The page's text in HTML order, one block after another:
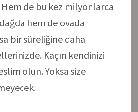
de bu kez milyonlarca
hem de ovada
bir süreliğine daha
Kaçın kendinizi
olun. Yoksa size